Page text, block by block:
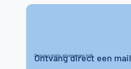
Ontvang gratis advies tegen kalk
Ontvang direct een mail